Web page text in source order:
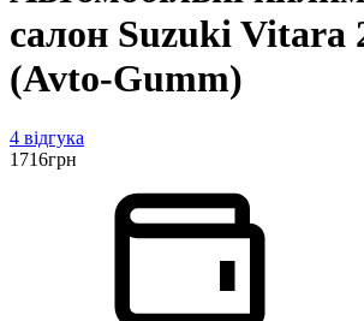
салон Suzuki Vitara
(Avto-Gumm)
4 відгука
1716грн